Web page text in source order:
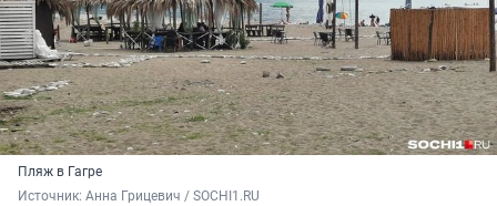
Пляж в Гагре
Источник: Анна Грицевич / SOCHI1.RU